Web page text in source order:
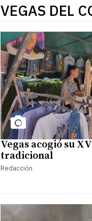
VEGAS DEL
Vegas acogió su
tradicional
Redacción